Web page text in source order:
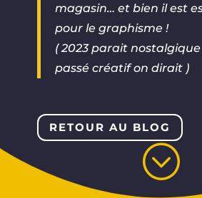
magasin… et bien il est
pour le graphisme !
( 2023 parait
passé créatif on dirait )
RETOUR AU BLOG
;